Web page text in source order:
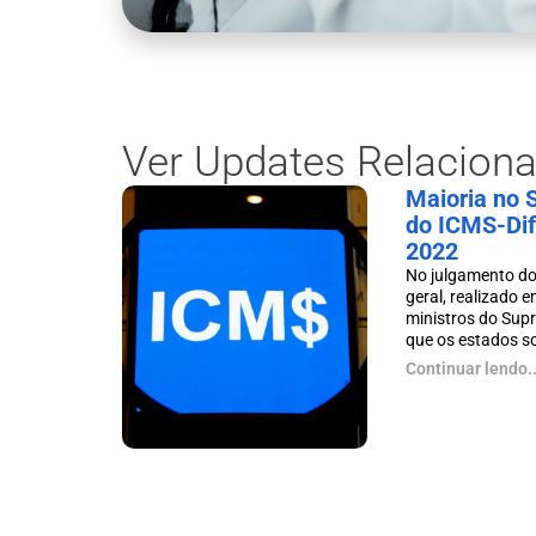
Ver Updates
Maioria no
do ICMS-
2022
No julgamento
geral, realizado
ministros do
que os estados
Continuar